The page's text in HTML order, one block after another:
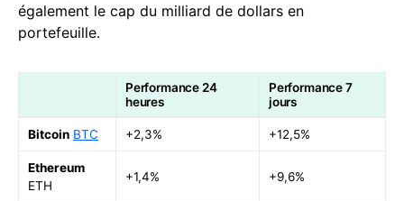
également le cap du milliard de dollars en
portefeuille.
Performance 24
heures
Performance 7
jours
Bitcoin BTC +2,3% +12,5%
Ethereum
ETH
+1,4% +9,6%